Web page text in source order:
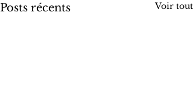
Posts récents Voir tout